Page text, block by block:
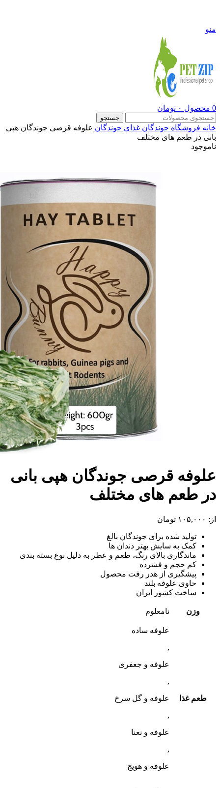
منو
0 محصول ۰ تومان
جستجو
خانه فروشگاه جوندگان غذای جوندگان علوفه قرصی جوندگان هپی
بانی در طعم های مختلف
ناموجود
علوفه قرصی جوندگان هپی بانی
در طعم های مختلف
از: ۱۰۵,۰۰۰ تومان
تولید شده برای جوندگان بالغ
کمک به سایش بهتر دندان ها
ماندگاری بالای رنگ، طعم و عطر به دلیل نوع بسته بندی
کم حجم و فشرده
پیشگیری از هدر رفت محصول
حاوی علوفه بلند
ساخت کشور ایران
وزن نامعلوم
طعم غذا
علوفه ساده
,
علوفه و جعفری
,
علوفه و گل سرخ
,
علوفه و نعنا
,
علوفه و هویج